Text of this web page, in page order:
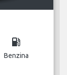
local_gas_station
Benzina